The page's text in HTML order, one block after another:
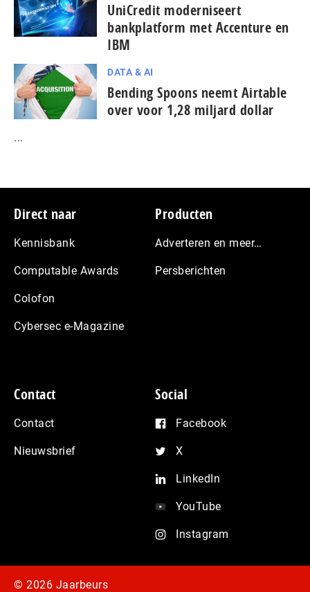
UniCredit moderniseert
bankplatform met Accenture en
IBM
DATA & AI
Bending Spoons neemt Airtable
over voor 1,28 miljard dollar
...
Footer
Direct naar
Kennisbank
Computable Awards
Colofon
Cybersec e-Magazine
Producten
Adverteren en meer…
Persberichten
Contact
Contact
Nieuwsbrief
Social
Facebook
X
LinkedIn
YouTube
Instagram
© 2026 Jaarbeurs